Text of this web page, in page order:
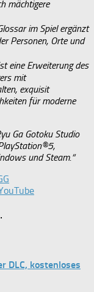
mächtigere
im Spiel ergänzt
Personen, Orte und
eine Erweiterung des
mit
exquisit
für moderne
Ga Gotoku Studio
und Steam.“
DLC, kostenloses